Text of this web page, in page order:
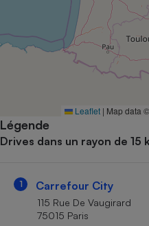
Leaflet | Map data
Légende
Drives dans un rayon de 15
1 Carrefour City
115 Rue De Vaugirard
75015 Paris